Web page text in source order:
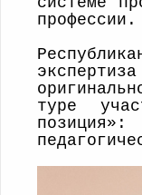
профессии.
туре
позиция»: